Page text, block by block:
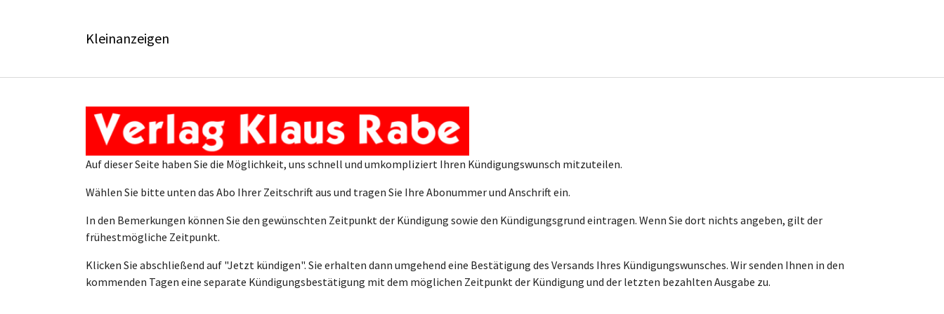
Kleinanzeigen
Auf dieser Seite haben Sie die Möglichkeit, uns schnell und umkompliziert Ihren Kündigungswunsch mitzuteilen.
Wählen Sie bitte unten das Abo Ihrer Zeitschrift aus und tragen Sie Ihre Abonummer und Anschrift ein.
In den Bemerkungen können Sie den gewünschten Zeitpunkt der Kündigung sowie den Kündigungsgrund eintragen. Wenn Sie dort nichts angeben, gilt der
frühestmögliche Zeitpunkt.
Klicken Sie abschließend auf "Jetzt kündigen". Sie erhalten dann umgehend eine Bestätigung des Versands Ihres Kündigungswunsches. Wir senden Ihnen in den
kommenden Tagen eine separate Kündigungsbestätigung mit dem möglichen Zeitpunkt der Kündigung und der letzten bezahlten Ausgabe zu.